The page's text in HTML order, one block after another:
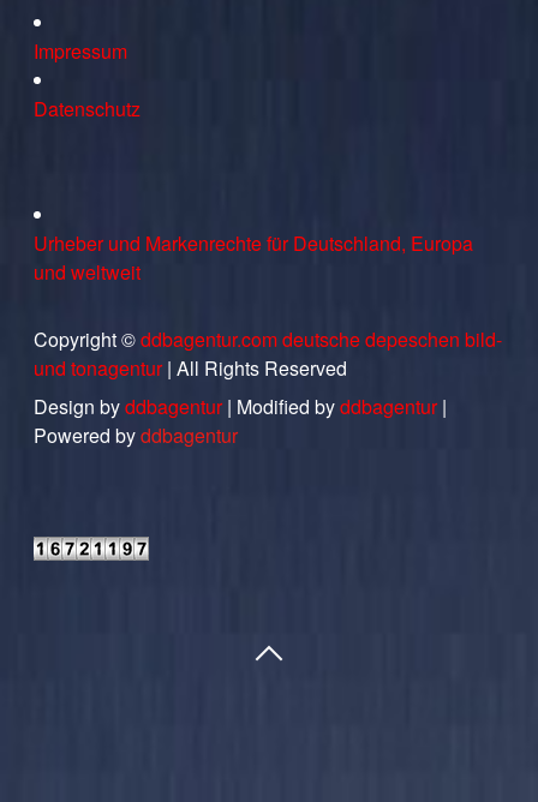
Impressum
Datenschutz
Urheber und Markenrechte für Deutschland, Europa
und weltweit
Copyright ©ddbagentur.com deutsche depeschen bild-
und tonagentur| All Rights Reserved
Design byddbagentur| Modified byddbagentur|
Powered byddbagentur